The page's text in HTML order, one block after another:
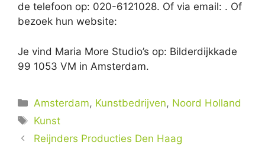
de telefoon op: 020-6121028. Of via email: . Of
bezoek hun website:
Je vind Maria More Studio’s op: Bilderdijkkade
99 1053 VM in Amsterdam.
Categorieën
Amsterdam, Kunstbedrijven, Noord Holland
Tags
Kunst
Reijnders Producties Den Haag